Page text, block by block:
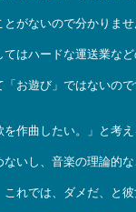
がないので分かりま
はハードな運送業な
お遊び」ではないの
作曲したい。」と考
いし、音楽の理論的
れでは、ダメだ、と